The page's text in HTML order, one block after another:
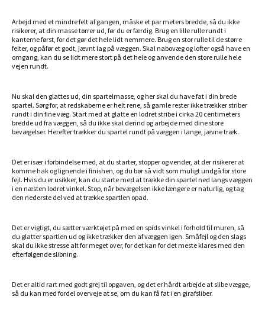
Arbejd med et mindre felt af gangen, måske et par meters bredde, så du ikke
risikerer, at din masse tørrer ud, før du er færdig. Brug en lille rulle rundt i
kanterne først, for det gør det hele lidt nemmere. Brug en stor rulle til de større
felter, og påfør et godt, jævnt lag på væggen. Skal nabovæg og lofter også have en
omgang, kan du se lidt mere stort på det hele og anvende den store rulle hele
vejen rundt.
Nu skal den glattes ud, din spartelmasse, og her skal du have fat i din brede
spartel. Sørg for, at redskaberne er helt rene, så gamle rester ikke trækker striber
rundt i din fine væg. Start med at glatte en lodret stribe i cirka 20 centimeters
bredde ud fra væggen, så du ikke skal derind og arbejde med dine store
bevægelser. Herefter trækker du spartel rundt på væggen i lange, jævne træk.
Det er især i forbindelse med, at du starter, stopper og vender, at der risikerer at
komme hak og lignende i finishen, og du bør så vidt som muligt undgå for store
fejl. Hvis du er usikker, kan du starte med at trække din spartel ned langs væggen
i en næsten lodret vinkel. Stop, når bevægelsen ikke længere er naturlig, og tag
den nederste del ved at trække spartlen opad.
Det er vigtigt, du sætter værktøjet på med en spids vinkel i forhold til muren, så
du glatter spartlen ud og ikke trækker den af væggen igen. Småfejl og den slags
skal du ikke stresse alt for meget over, for det kan for det meste klares med den
efterfølgende slibning.
Det er altid rart med godt grej til opgaven, og det er hårdt arbejde at slibe vægge,
så du kan med fordel overveje at se, om du kan få fat i en girafsliber.